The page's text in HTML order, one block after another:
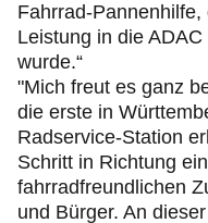
Fahrrad-
Leistung in die
wurde.“
"Mich freut es ganz
die erste in
Radservice-Station
Schritt in Richtung
fahrradfreundlichen
und Bürger. An